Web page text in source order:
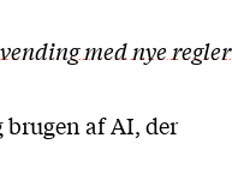
med nye regler
af AI, der